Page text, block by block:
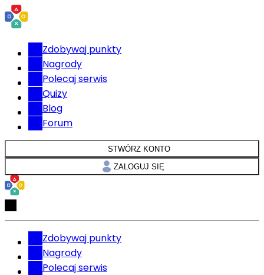
Zdobywaj punkty
Nagrody
Polecaj serwis
Quizy
Blog
Forum
STWÓRZ KONTO
ZALOGUJ SIĘ
Zdobywaj punkty
Nagrody
Polecaj serwis